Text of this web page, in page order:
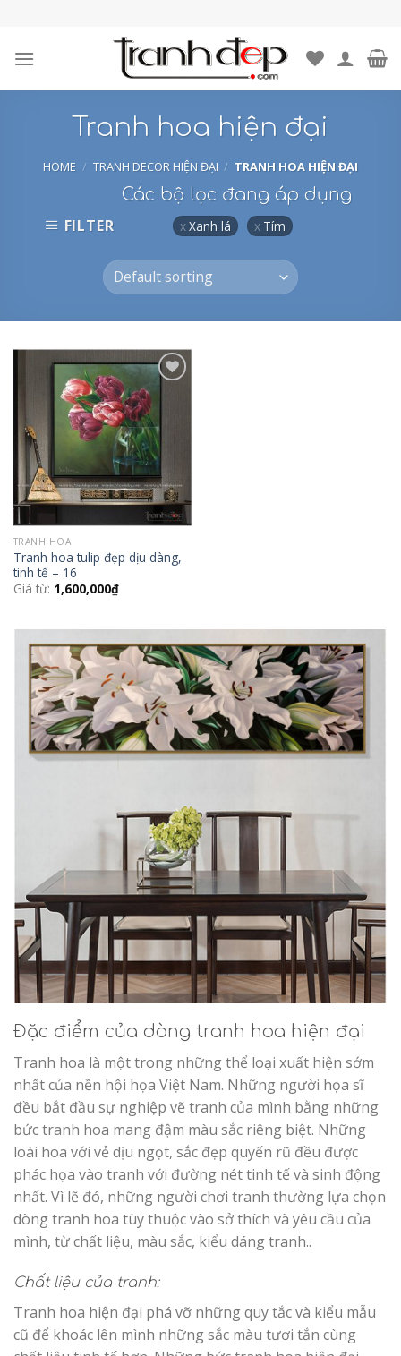
content
Tranh hoa hiện đại
HOME / TRANH DECOR HIỆN ĐẠI / TRANH HOA HIỆN ĐẠI
FILTER
Các bộ lọc đang áp dụng
Xanh lá Tím
Add to
Wishlist
TRANH HOA
Tranh hoa tulip đẹp dịu dàng,
tinh tế – 16
Giá từ: 1,600,000₫
Đặc điểm của dòng tranh hoa hiện đại
Tranh hoa là một trong những thể loại xuất hiện sớm
nhất của nền hội họa Việt Nam. Những người họa sĩ
đều bắt đầu sự nghiệp vẽ tranh của mình bằng những
bức tranh hoa mang đậm màu sắc riêng biệt. Những
loài hoa với vẻ dịu ngọt, sắc đẹp quyến rũ đều được
phác họa vào tranh với đường nét tinh tế và sinh động
nhất. Vì lẽ đó, những người chơi tranh thường lựa chọn
dòng tranh hoa tùy thuộc vào sở thích và yêu cầu của
mình, từ chất liệu, màu sắc, kiểu dáng tranh..
Chất liệu của tranh:
Tranh hoa hiện đại phá vỡ những quy tắc và kiểu mẫu
cũ để khoác lên mình những sắc màu tươi tắn cùng